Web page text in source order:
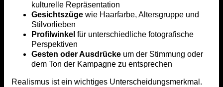
kulturelle Repräsentation
Gesichtszüge wie Haarfarbe, Altersgruppe und
Stilvorlieben
Profilwinkel für unterschiedliche fotografische
Perspektiven
Gesten oder Ausdrücke um der Stimmung oder
dem Ton der Kampagne zu entsprechen
Realismus ist ein wichtiges Unterscheidungsmerkmal.